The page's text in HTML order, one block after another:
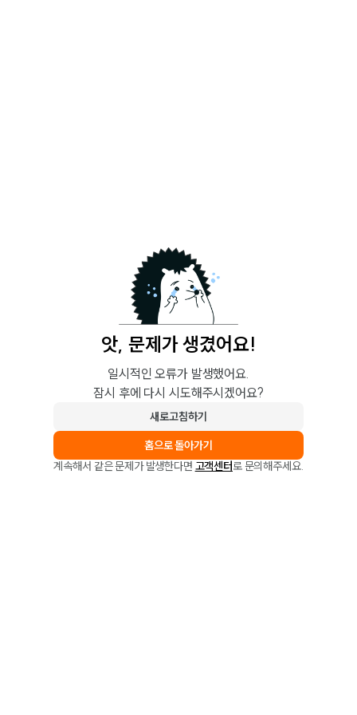
앗, 문제가 생겼어요!
일시적인 오류가 발생했어요.
잠시 후에 다시 시도해주시겠어요?
새로고침하기
홈으로 돌아가기
계속해서 같은 문제가 발생한다면 고객센터로 문의해주세요.